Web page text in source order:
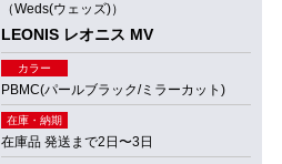
（Weds(ウェッズ)）
LEONIS レオニス MV
カラー
PBMC(パールブラック/ミラーカット)
在庫・納期
在庫品 発送まで2日〜3日